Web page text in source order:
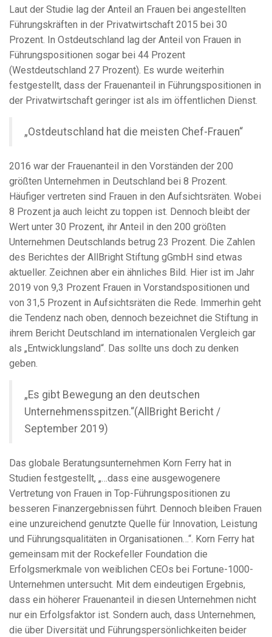
Laut der Studie lag der Anteil an Frauen bei angestellten
Führungskräften in der Privatwirtschaft 2015 bei 30
Prozent. In Ostdeutschland lag der Anteil von Frauen in
Führungspositionen sogar bei 44 Prozent
(Westdeutschland 27 Prozent). Es wurde weiterhin
festgestellt, dass der Frauenanteil in Führungspositionen in
der Privatwirtschaft geringer ist als im öffentlichen Dienst.
„Ostdeutschland hat die meisten Chef-Frauen“
2016 war der Frauenanteil in den Vorständen der 200
größten Unternehmen in Deutschland bei 8 Prozent.
Häufiger vertreten sind Frauen in den Aufsichtsräten. Wobei
8 Prozent ja auch leicht zu toppen ist. Dennoch bleibt der
Wert unter 30 Prozent, ihr Anteil in den 200 größten
Unternehmen Deutschlands betrug 23 Prozent. Die Zahlen
des Berichtes der AllBright Stiftung gGmbH sind etwas
aktueller. Zeichnen aber ein ähnliches Bild. Hier ist im Jahr
2019 von 9,3 Prozent Frauen in Vorstandspositionen und
von 31,5 Prozent in Aufsichtsräten die Rede. Immerhin geht
die Tendenz nach oben, dennoch bezeichnet die Stiftung in
ihrem Bericht Deutschland im internationalen Vergleich gar
als „Entwicklungsland“. Das sollte uns doch zu denken
geben.
„Es gibt Bewegung an den deutschen
Unternehmensspitzen.“(AllBright Bericht /
September 2019)
Das globale Beratungsunternehmen Korn Ferry hat in
Studien festgestellt, „…dass eine ausgewogenere
Vertretung von Frauen in Top-Führungspositionen zu
besseren Finanzergebnissen führt. Dennoch bleiben Frauen
eine unzureichend genutzte Quelle für Innovation, Leistung
und Führungsqualitäten in Organisationen…“. Korn Ferry hat
gemeinsam mit der Rockefeller Foundation die
Erfolgsmerkmale von weiblichen CEOs bei Fortune-1000-
Unternehmen untersucht. Mit dem eindeutigen Ergebnis,
dass ein höherer Frauenanteil in diesen Unternehmen nicht
nur ein Erfolgsfaktor ist. Sondern auch, dass Unternehmen,
die über Diversität und Führungspersönlichkeiten beider